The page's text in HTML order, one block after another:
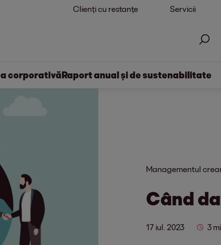
Clienți cu restanțe Servicii
corporativăRaport anual și de sustenabilitate
Managementul
Când
17 iul. 2023 3